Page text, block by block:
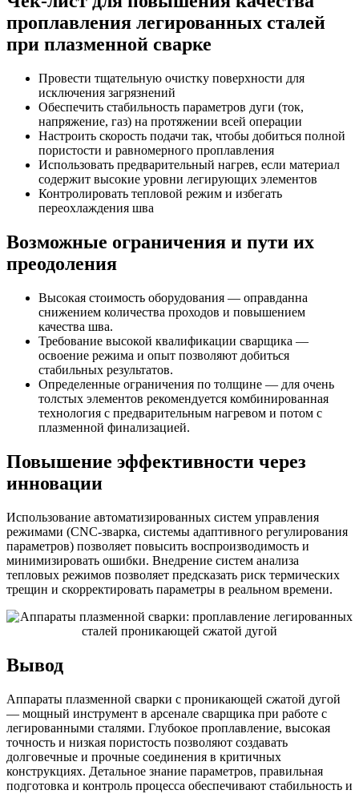
проплавления легированных сталей
при плазменной сварке
Провести тщательную очистку поверхности для
исключения загрязнений
Обеспечить стабильность параметров дуги (ток,
напряжение, газ) на протяжении всей операции
Настроить скорость подачи так, чтобы добиться полной
пористости и равномерного проплавления
Использовать предварительный нагрев, если материал
содержит высокие уровни легирующих элементов
Контролировать тепловой режим и избегать
переохлаждения шва
Возможные ограничения и пути их
преодоления
Высокая стоимость оборудования — оправданна
снижением количества проходов и повышением
качества шва.
Требование высокой квалификации сварщика —
освоение режима и опыт позволяют добиться
стабильных результатов.
Определенные ограничения по толщине — для очень
толстых элементов рекомендуется комбинированная
технология с предварительным нагревом и потом с
плазменной финализацией.
Повышение эффективности через
инновации
Использование автоматизированных систем управления
режимами (CNC-зварка, системы адаптивного регулирования
параметров) позволяет повысить воспроизводимость и
минимизировать ошибки. Внедрение систем анализа
тепловых режимов позволяет предсказать риск термических
трещин и скорректировать параметры в реальном времени.
Вывод
Аппараты плазменной сварки с проникающей сжатой дугой
— мощный инструмент в арсенале сварщика при работе с
легированными сталями. Глубокое проплавление, высокая
точность и низкая пористость позволяют создавать
долговечные и прочные соединения в критичных
конструкциях. Детальное знание параметров, правильная
подготовка и контроль процесса обеспечивают стабильность и